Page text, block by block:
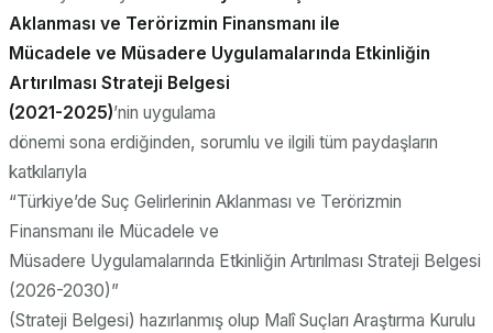
Aklanması ve Terörizmin Finansmanı ile
Mücadele ve Müsadere Uygulamalarında Etkinliğin
Artırılması Strateji Belgesi
(2021-2025)’nin uygulama
dönemi sona erdiğinden, sorumlu ve ilgili tüm paydaşların
katkılarıyla
“Türkiye’de Suç Gelirlerinin Aklanması ve Terörizmin
Finansmanı ile Mücadele ve
Müsadere Uygulamalarında Etkinliğin Artırılması Strateji Belgesi
(2026-2030)”
(Strateji Belgesi) hazırlanmış olup Malî Suçları Araştırma Kurulu